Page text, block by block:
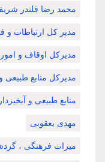
محمد رضا قلندر
مدیر کل ارتباطات و
مدیرکل اوقاف و
مدیرکل منابع
منابع طبیعی و
مهدی یعقوبی
میراث فرهنگی ،